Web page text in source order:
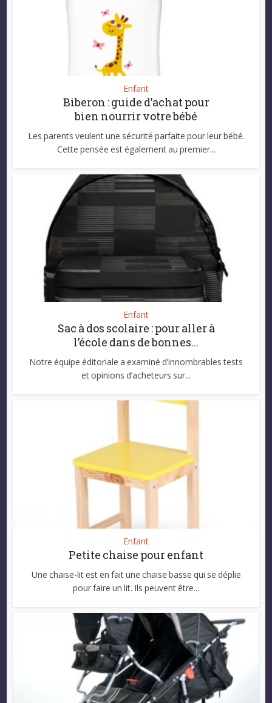
Enfant
Biberon : guide d’achat pour
bien nourrir votre bébé
Les parents veulent une sécurité parfaite pour leur bébé.
Cette pensée est également au premier...
Enfant
Sac à dos scolaire : pour aller à
l’école dans de bonnes...
Notre équipe éditoriale a examiné d’innombrables tests
et opinions d’acheteurs sur...
Enfant
Petite chaise pour enfant
Une chaise-lit est en fait une chaise basse qui se déplie
pour faire un lit. Ils peuvent être...